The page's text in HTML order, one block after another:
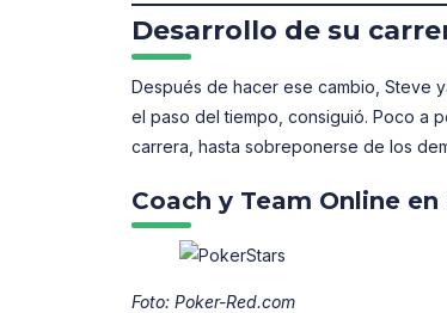
Desarrollo de su
Después de hacer ese cambio, Steve
el paso del tiempo, consiguió. Poco a
carrera, hasta sobreponerse de los
Coach y Team Online en
Foto: Poker-Red.com